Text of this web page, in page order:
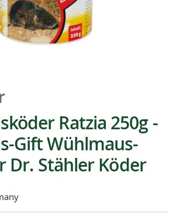
Ratzia 250g -
Gift Wühlmaus-
Dr. Stähler Köder